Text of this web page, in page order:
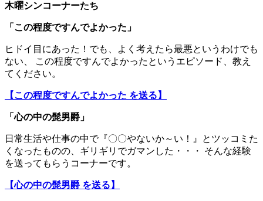
木曜シンコーナーたち
「この程度ですんでよかった」
ヒドイ目にあった！でも、よく考えたら最悪というわけでも
ない、 この程度ですんでよかったというエピソード、教え
てください。
【この程度ですんでよかった を送る】
「心の中の髭男爵 」
日常生活や仕事の中で『〇〇やないか～い！』とツッコミた
くなったものの、ギリギリでガマンした・・・ そんな経験
を送ってもらうコーナーです。
【心の中の髭男爵 を送る】